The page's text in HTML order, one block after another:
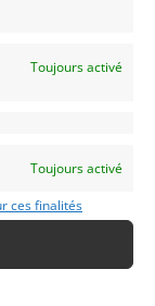
Toujours activé
Toujours activé
ces finalités